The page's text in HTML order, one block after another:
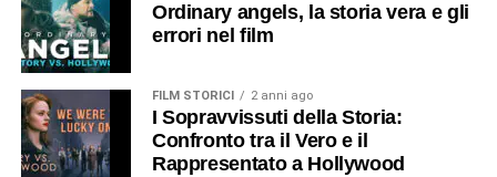
Ordinary angels, la storia vera e gli
errori nel film
FILM STORICI 2 anni ago
I Sopravvissuti della Storia:
Confronto tra il Vero e il
Rappresentato a Hollywood